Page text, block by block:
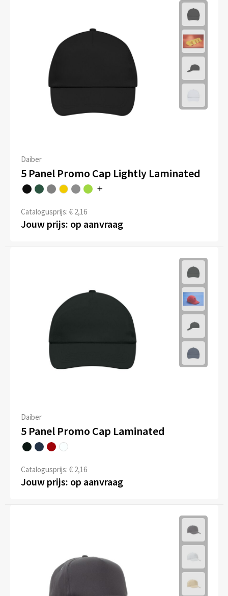
Daiber
5 Panel Promo Cap Lightly Laminated
Catalogusprijs: € 2,16
Jouw prijs: op aanvraag
Daiber
5 Panel Promo Cap Laminated
Catalogusprijs: € 2,16
Jouw prijs: op aanvraag